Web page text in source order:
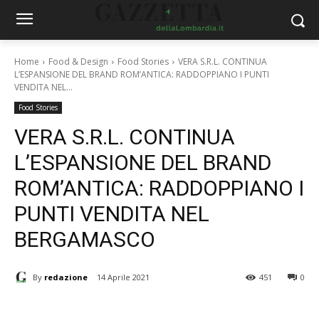
Home Food & Design Food Stories
VERA S.R.L. CONTINUA
L’ESPANSIONE DEL BRAND ROM’ANTICA: RADDOPPIANO I PUNTI
VENDITA NEL...
Food Stories
VERA S.R.L. CONTINUA
L’ESPANSIONE DEL BRAND
ROM’ANTICA: RADDOPPIANO I
PUNTI VENDITA NEL
BERGAMASCO
By redazione 14 Aprile 2021 0
451